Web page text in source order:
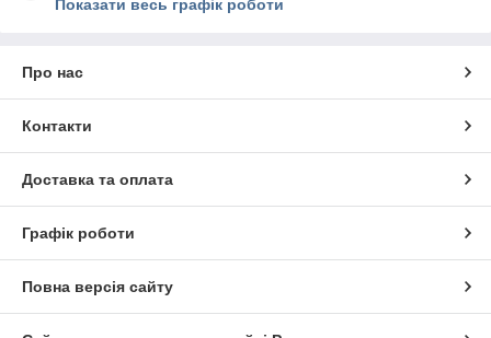
Показати весь графік роботи
Про нас
Контакти
Доставка та оплата
Графік роботи
Повна версія сайту